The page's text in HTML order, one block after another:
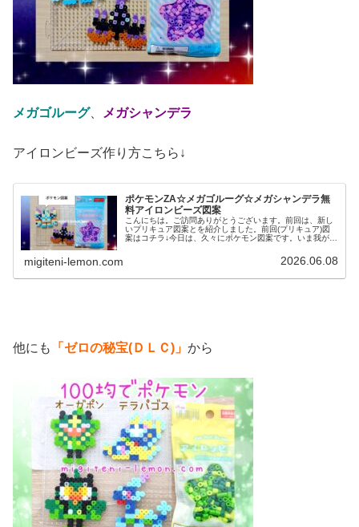
メガゴルーグ、 メガシャンデラ
アイロンビーズ作り方こちら↓
ポケモンZA☆メガゴルーグ☆メガシャンデラ無
料アイロンビーズ図案
こんにちは。ご訪問ありがとうございます。前回は、新し
いプリキュア図案とを紹介しました。前回(プリキュア)図
案はコチラ↓今日は、久々にポケモン図案です。いま我が家
migiteni-lemon.com 2026.06.08
他にも 「ゼロの秘宝(ＤＬＣ)」 から